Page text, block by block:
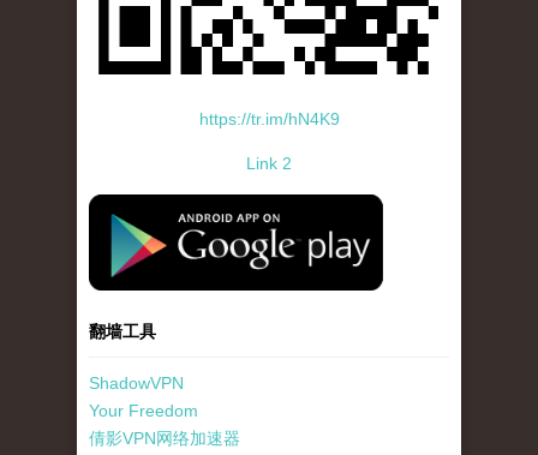
https://tr.im/hN4K9
Link 2
standard-icon-googleplay-app-store.png
翻墙工具
ShadowVPN
Your Freedom
倩影VPN网络加速器